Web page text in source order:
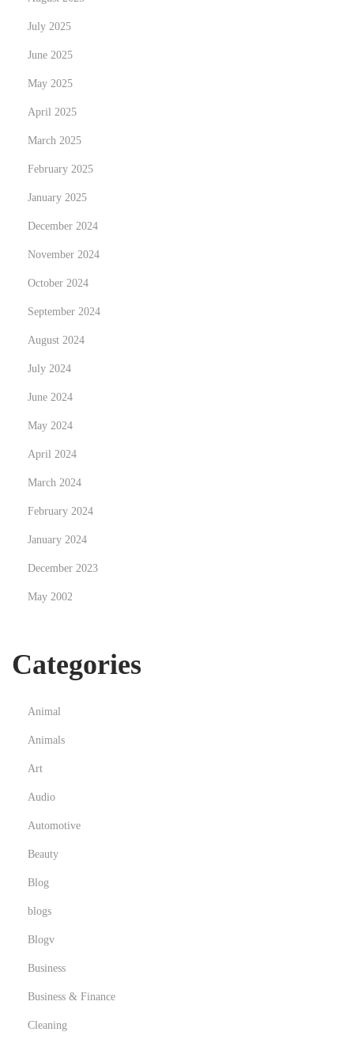
July 2025
June 2025
May 2025
April 2025
March 2025
February 2025
January 2025
December 2024
November 2024
October 2024
September 2024
August 2024
July 2024
June 2024
May 2024
April 2024
March 2024
February 2024
January 2024
December 2023
May 2002
Categories
Animal
Animals
Art
Audio
Automotive
Beauty
Blog
blogs
Blogv
Business
Business & Finance
Cleaning